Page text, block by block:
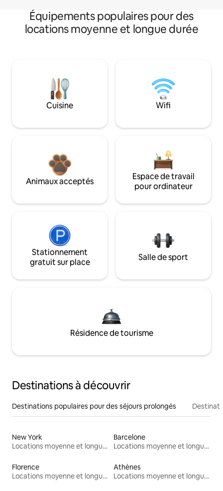
Équipements populaires pour des
locations moyenne et longue durée
Cuisine Wifi
Animaux acceptés
Espace de travail
pour ordinateur
Stationnement
gratuit sur place
Salle de sport
Résidence de tourisme
Destinations à découvrir
Destinations populaires pour des séjours prolongés
New York
Locations moyenne et longue durée
Barcelone
Locations moyenne et longue durée
Florence
Locations moyenne et longue durée
Athènes
Locations moyenne et longue durée